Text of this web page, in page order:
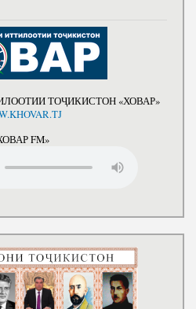
ТОҶИКИСТОН «ХОВАР»
FM»